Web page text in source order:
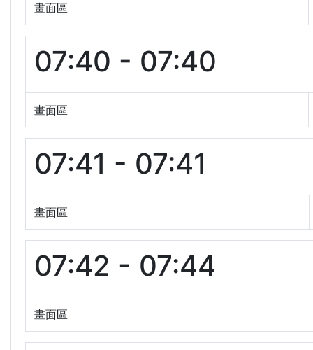
畫面區
07:40 - 07:40
畫面區
07:41 - 07:41
畫面區
07:42 - 07:44
畫面區